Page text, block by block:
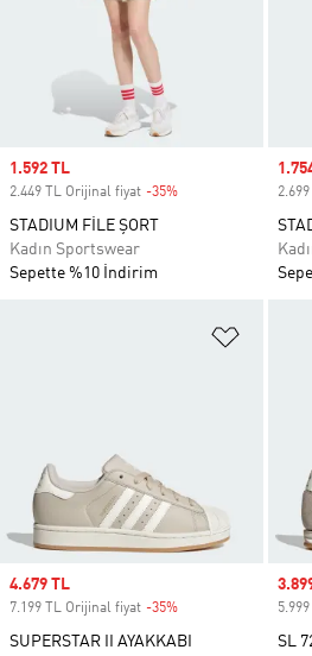
Sale price
1.592 TL
2.449 TL Orijinal fiyat -35%
STADIUM FİLE ŞORT
Kadın Sportswear
Sepette %10 İndirim
Sale
Sale price
4.679 TL
7.199 TL Orijinal fiyat -35%
SUPERSTAR II AYAKKABI
Sale
SL